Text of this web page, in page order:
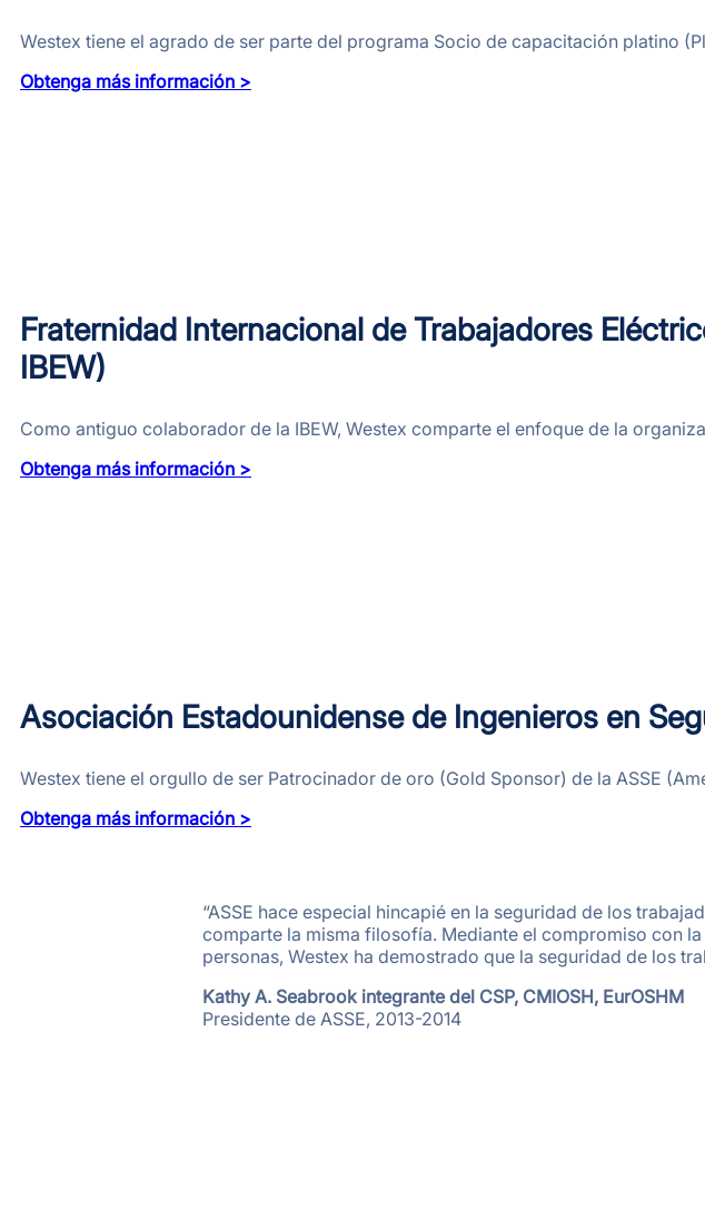
Westex tiene el agrado de ser parte del programa Socio de capacitación platino
Obtenga más información >
Fraternidad Internacional de Trabajadores
IBEW)
Como antiguo colaborador de la IBEW, Westex comparte el enfoque de la
Obtenga más información >
Asociación Estadounidense de Ingenieros en
Westex tiene el orgullo de ser Patrocinador de oro (Gold Sponsor) de la ASSE
Obtenga más información >
“ASSE hace especial hincapié en la seguridad de los
comparte la misma filosofía. Mediante el compromiso con
personas, Westex ha demostrado que la seguridad de los
Kathy A. Seabrook integrante del CSP, CMIOSH, EurOSHM
Presidente de ASSE, 2013-2014